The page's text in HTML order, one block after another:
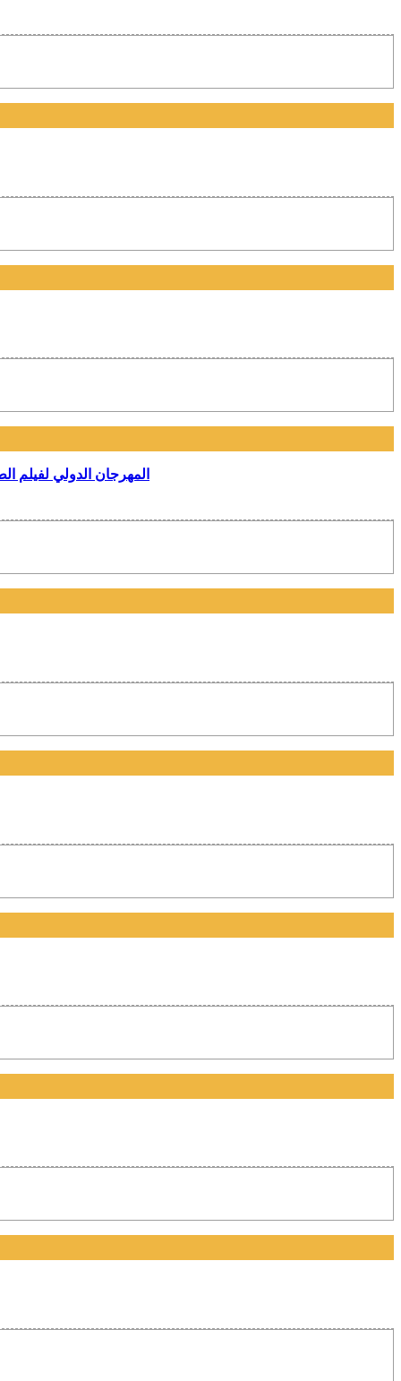
المهرجان الدولي لفيلم الطفولة والشباب بسوسة في درورته